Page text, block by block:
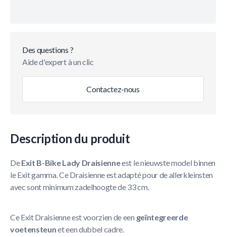
Des questions ?
Aide d'expert à un clic
Contactez-nous
Description du produit
DeExit B-Bike Lady Draisienneest le nieuwste model binnen
le Exit gamma. Ce Draisienne est adapté pour de allerkleinsten
avec sont minimum zadelhoogte de 33 cm.
Ce Exit Draisienne est voorzien de een geïntegreerde
voetensteunet een dubbel cadre.